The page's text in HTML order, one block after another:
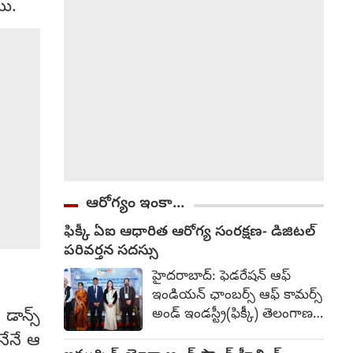
డాన్స్
ఆ
ఆరోగ్యం ఇంకా...
ఫిక్కీ ఏఐ ఆధారిత ఆరోగ్య సంరక్షణ- డిజిటల్
పరివర్తన సదస్సు
హైదరాబాద్: ఫెడరేషన్ ఆఫ్
ఇండియన్ ఛాంబర్స్ ఆఫ్ కామర్స్
అండ్ ఇండస్ట్రీ(ఫిక్కీ) తెలంగాణ